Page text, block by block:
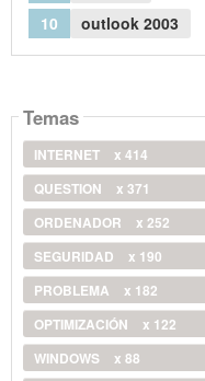
10
outlook 2003
Temas
INTERNET
x 414
QUESTION
x 371
ORDENADOR
x 252
SEGURIDAD
x 190
PROBLEMA
x 182
OPTIMIZACIÓN
x 122
WINDOWS
x 88